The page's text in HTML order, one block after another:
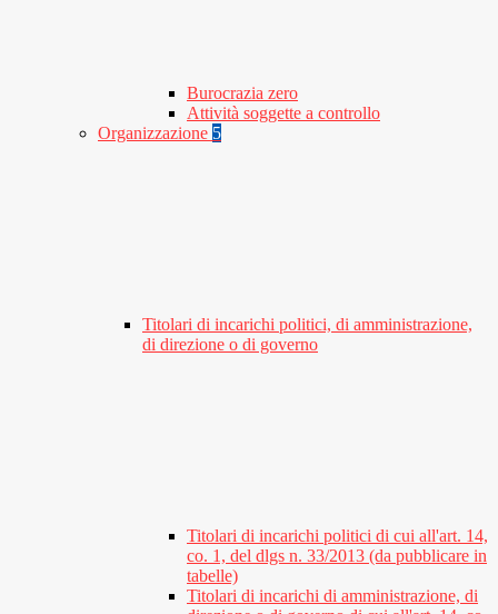
Burocrazia zero
Attività soggette a controllo
Organizzazione 5
Titolari di incarichi politici, di amministrazione,
di direzione o di governo
Titolari di incarichi politici di cui all'art. 14,
co. 1, del dlgs n. 33/2013 (da pubblicare in
tabelle)
Titolari di incarichi di amministrazione, di